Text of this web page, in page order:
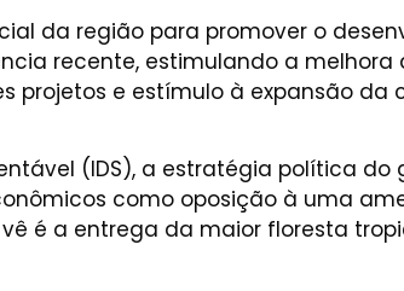
da região para promover o
recente, estimulando a
e estímulo à expansão da
(IDS), a estratégia política
como oposição à uma
é a entrega da maior floresta